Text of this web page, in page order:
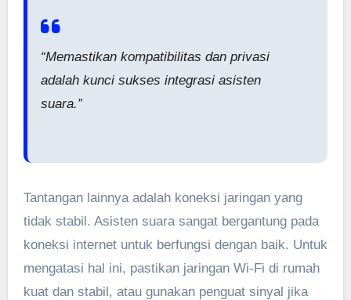
“Memastikan kompatibilitas dan privasi
adalah kunci sukses integrasi asisten
suara.”
Tantangan lainnya adalah koneksi jaringan yang
tidak stabil. Asisten suara sangat bergantung pada
koneksi internet untuk berfungsi dengan baik. Untuk
mengatasi hal ini, pastikan jaringan Wi-Fi di rumah
kuat dan stabil, atau gunakan penguat sinyal jika